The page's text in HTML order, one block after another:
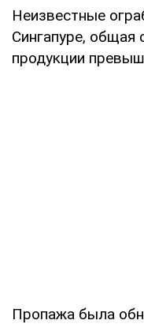
Неизвестные
Сингапуре, общая
продукции
Пропажа была